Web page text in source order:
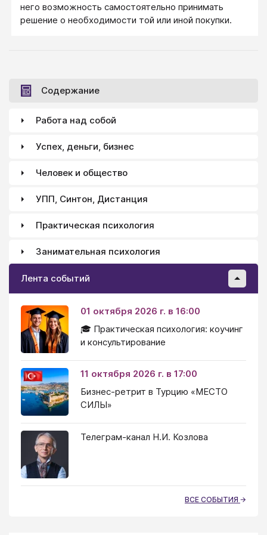
него возможность самостоятельно принимать
решение о необходимости той или иной покупки.
Содержание
Работа над собой
Успех, деньги, бизнес
Человек и общество
УПП, Синтон, Дистанция
Практическая психология
Занимательная психология
Лента событий
01 октября 2026 г. в 16:00
🎓 Практическая психология: коучинг
и консультирование
11 октября 2026 г. в 17:00
Бизнес-ретрит в Турцию «МЕСТО
СИЛЫ»
Телеграм-канал Н.И. Козлова
ВСЕ СОБЫТИЯ